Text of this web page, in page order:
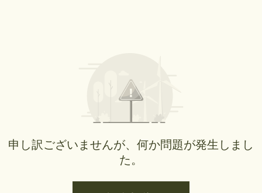
申し訳ございませんが、何か問題が発生しまし
た。